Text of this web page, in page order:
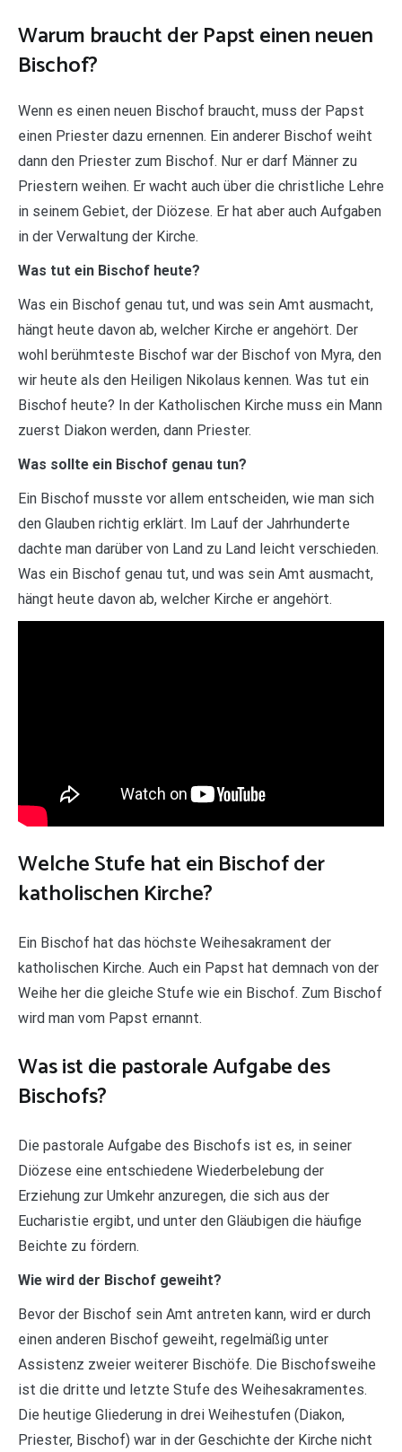
Warum braucht der Papst einen neuen
Bischof?
Wenn es einen neuen Bischof braucht, muss der Papst
einen Priester dazu ernennen. Ein anderer Bischof weiht
dann den Priester zum Bischof. Nur er darf Männer zu
Priestern weihen. Er wacht auch über die christliche Lehre
in seinem Gebiet, der Diözese. Er hat aber auch Aufgaben
in der Verwaltung der Kirche.
Was tut ein Bischof heute?
Was ein Bischof genau tut, und was sein Amt ausmacht,
hängt heute davon ab, welcher Kirche er angehört. Der
wohl berühmteste Bischof war der Bischof von Myra, den
wir heute als den Heiligen Nikolaus kennen. Was tut ein
Bischof heute? In der Katholischen Kirche muss ein Mann
zuerst Diakon werden, dann Priester.
Was sollte ein Bischof genau tun?
Ein Bischof musste vor allem entscheiden, wie man sich
den Glauben richtig erklärt. Im Lauf der Jahrhunderte
dachte man darüber von Land zu Land leicht verschieden.
Was ein Bischof genau tut, und was sein Amt ausmacht,
hängt heute davon ab, welcher Kirche er angehört.
Welche Stufe hat ein Bischof der
katholischen Kirche?
Ein Bischof hat das höchste Weihesakrament der
katholischen Kirche. Auch ein Papst hat demnach von der
Weihe her die gleiche Stufe wie ein Bischof. Zum Bischof
wird man vom Papst ernannt.
Was ist die pastorale Aufgabe des
Bischofs?
Die pastorale Aufgabe des Bischofs ist es, in seiner
Diözese eine entschiedene Wiederbelebung der
Erziehung zur Umkehr anzuregen, die sich aus der
Eucharistie ergibt, und unter den Gläubigen die häufige
Beichte zu fördern.
Wie wird der Bischof geweiht?
Bevor der Bischof sein Amt antreten kann, wird er durch
einen anderen Bischof geweiht, regelmäßig unter
Assistenz zweier weiterer Bischöfe. Die Bischofsweihe
ist die dritte und letzte Stufe des Weihesakramentes.
Die heutige Gliederung in drei Weihestufen (Diakon,
Priester, Bischof) war in der Geschichte der Kirche nicht